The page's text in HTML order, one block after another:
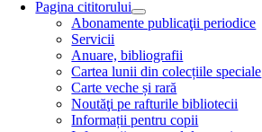
Pagina cititorului
Abonamente publicaţii periodice
Servicii
Anuare, bibliografii
Cartea lunii din colecțiile speciale
Carte veche și rară
Noutăţi pe rafturile bibliotecii
Informații pentru copii